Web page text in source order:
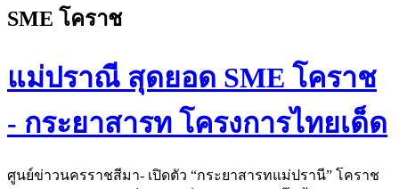
SME โคราช
แม่ปราณี สุดยอด SME โคราช
- กระยาสารท โครงการไทยเด็ด
ศูนย์ข่าวนครราชสีมา- เปิดตัว “กระยาสารทแม่ปรานี” โคราช